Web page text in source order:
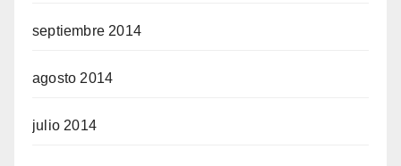
septiembre 2014
agosto 2014
julio 2014